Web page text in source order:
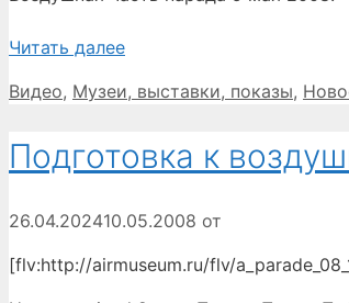
Читать далее
Рубрики
Видео, Музеи, выставки, показы,
Подготовка к
26.04.202410.05.2008 от
[flv:http://airmuseum.ru/flv/